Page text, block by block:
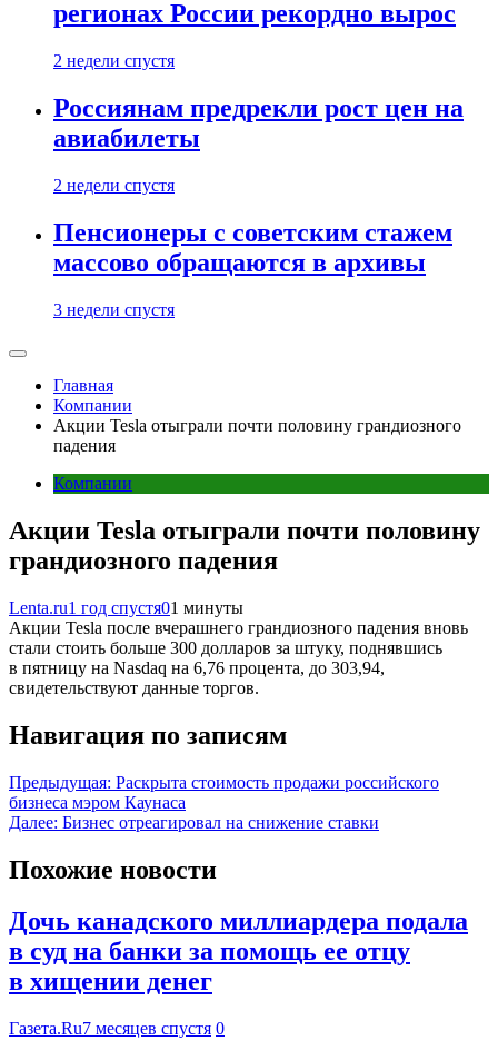
регионах России рекордно вырос
2 недели спустя
Россиянам предрекли рост цен на
авиабилеты
2 недели спустя
Пенсионеры с советским стажем
массово обращаются в архивы
3 недели спустя
Главная
Компании
Акции Tesla отыграли почти половину грандиозного
падения
Компании
Акции Tesla отыграли почти половину
грандиозного падения
Lenta.ru1 год спустя01 минуты
Акции Tesla после вчерашнего грандиозного падения вновь
стали стоить больше 300 долларов за штуку, поднявшись
в пятницу на Nasdaq на 6,76 процента, до 303,94,
свидетельствуют данные торгов.
Навигация по записям
Предыдущая: Раскрыта стоимость продажи российского
бизнеса мэром Каунаса
Далее: Бизнес отреагировал на снижение ставки
Похожие новости
Дочь канадского миллиардера подала
в суд на банки за помощь ее отцу
в хищении денег
Газета.Ru7 месяцев спустя 0